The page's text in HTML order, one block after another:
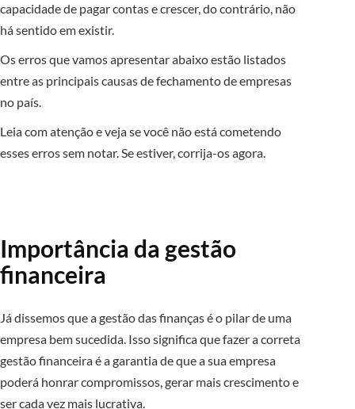
capacidade de pagar contas e crescer, do contrário, não
há sentido em existir.
Os erros que vamos apresentar abaixo estão listados
entre as principais causas de fechamento de empresas
no país.
Leia com atenção e veja se você não está cometendo
esses erros sem notar. Se estiver, corrija-os agora.
Importância da gestão
financeira
Já dissemos que a gestão das finanças é o pilar de uma
empresa bem sucedida. Isso significa que fazer a correta
gestão financeira é a garantia de que a sua empresa
poderá honrar compromissos, gerar mais crescimento e
ser cada vez mais lucrativa.